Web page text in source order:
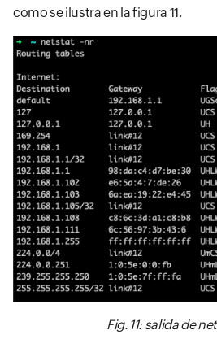
como se ilustra en la figura 11.
Fig. 11: salida de